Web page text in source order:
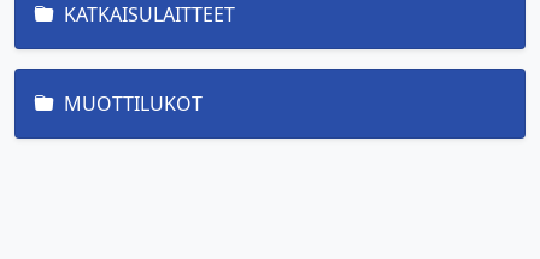
KATKAISULAITTEET
MUOTTILUKOT